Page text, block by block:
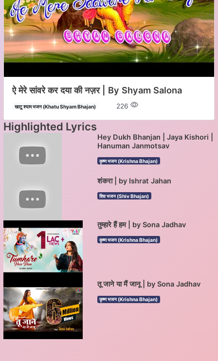
ऐ मेरे सांवरे कर दया की नज़र | By Shyam Salona
खाटू श्याम भजन (Khatu Shyam Bhajan) 226
Highlighted Lyrics
Hey Dukh Bhanjan | Jaya Kishori |
Hanuman Janmotsav
कृष्ण भजन (Krishna Bhajan)
शंकरा | by Ishrat Jahan
शिव भजन (Shiv Bhajan)
तुम्हारे हैं हम | by Sona Jadhav
कृष्ण भजन (Krishna Bhajan)
तू जाने या मैं जानू | by Sona Jadhav
कृष्ण भजन (Krishna Bhajan)